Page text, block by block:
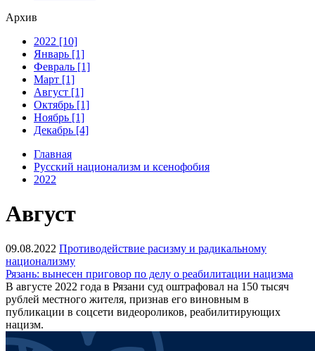
Архив
2022 [10]
Январь [1]
Февраль [1]
Март [1]
Август [1]
Октябрь [1]
Ноябрь [1]
Декабрь [4]
Главная
Русский национализм и ксенофобия
2022
Август
09.08.2022 Противодействие расизму и радикальному
национализму
Рязань: вынесен приговор по делу о реабилитации нацизма
В августе 2022 года в Рязани суд оштрафовал на 150 тысяч
рублей местного жителя, признав его виновным в
публикации в соцсети видеороликов, реабилитирующих
нацизм.